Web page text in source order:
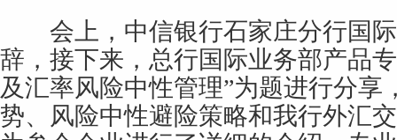
会上，中信银行石家庄分行国际
辞，接下来，总行国际业务部产品
及汇率风险中性管理”为题进行分享
势、风险中性避险策略和我行外汇